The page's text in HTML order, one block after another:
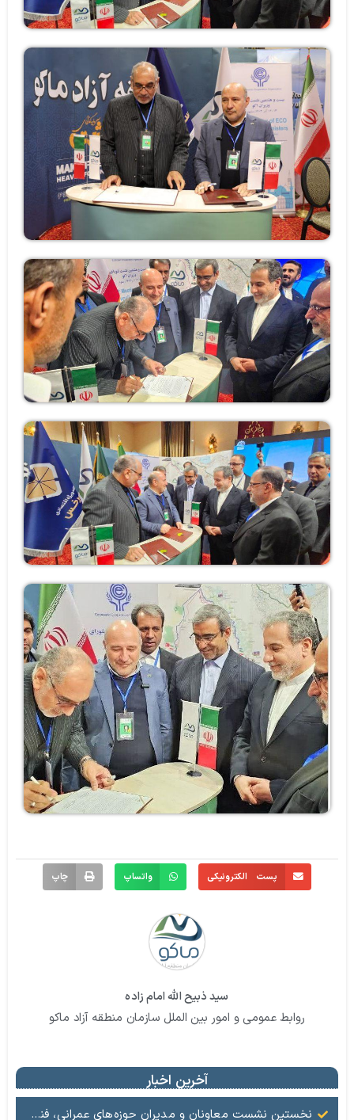
پست الکترونیکی واتساپ چاپ
سید ذبیح الله امام زاده
روابط عمومی و امور بین الملل سازمان منطقه آزاد ماکو
آخرین اخبار
نخستین نشست معاونان و مدیران حوزه‌های عمرانی، فنی، شهرسازی، محیط‌زیست، خدمات شهری و لجستیک ۱۸ منطقه آزاد در سال ۱۴۰۵ برگزار شد